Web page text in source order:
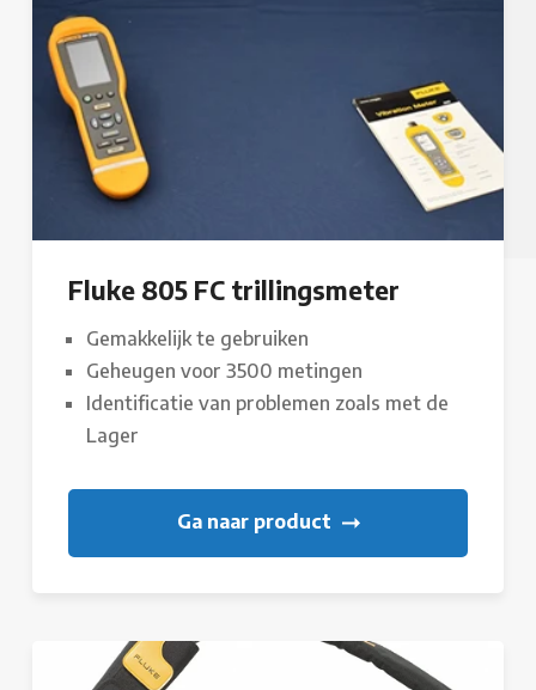
Fluke 805 FC trillingsmeter
Gemakkelijk te gebruiken
Geheugen voor 3500 metingen
Identificatie van problemen zoals met de
Lager
Ga naar product